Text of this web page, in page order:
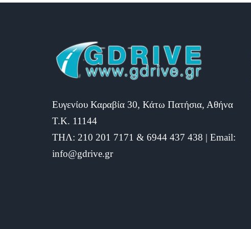
Ευγενίου Καραβία 30, Κάτω Πατήσια, Αθήνα
Τ.Κ. 11144
ΤΗΛ: 210 201 7171 & 6944 437 438 | Email:
info@gdrive.gr